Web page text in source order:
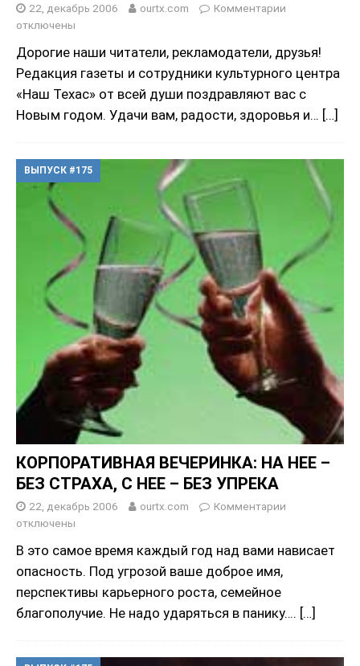
22, декабрь 2006 ourtx.com
Комментарии
отключены
Дорогие наши читатели, рекламодатели, друзья!
Редакция газеты и сотрудники культурного центра
«Наш Техас» от всей души поздравляют вас с
Новым годом. Удачи вам, радости, здоровья и… […]
ВЫПУСК #175
КОРПОРАТИВНАЯ ВЕЧЕРИНКА: НА НЕЕ –
БЕЗ СТРАХА, С НЕЕ – БЕЗ УПРЕКА
22, декабрь 2006 ourtx.com
Комментарии
отключены
В это самое время каждый год над вами нависает
oпасность. Под угрозой ваше доброе имя,
перспективы карьерного роста, семейное
благополучие. Не надо ударяться в панику…. […]